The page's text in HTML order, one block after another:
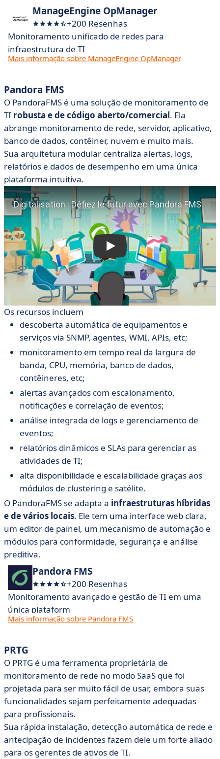
ManageEngine OpManager
+200 Resenhas
Monitoramento unificado de redes para
infraestrutura de TI
Mais informação sobre ManageEngine OpManager
Pandora FMS
O PandoraFMS é uma solução de monitoramento de
TI robusta e de código aberto/comercial. Ela
abrange monitoramento de rede, servidor, aplicativo,
banco de dados, contêiner, nuvem e muito mais.
Sua arquitetura modular centraliza alertas, logs,
relatórios e dados de desempenho em uma única
plataforma intuitiva.
Os recursos incluem
descoberta automática de equipamentos e
serviços via SNMP, agentes, WMI, APIs, etc;
monitoramento em tempo real da largura de
banda, CPU, memória, banco de dados,
contêineres, etc;
alertas avançados com escalonamento,
notificações e correlação de eventos;
análise integrada de logs e gerenciamento de
eventos;
relatórios dinâmicos e SLAs para gerenciar as
atividades de TI;
alta disponibilidade e escalabilidade graças aos
módulos de clustering e satélite.
O PandoraFMS se adapta a infraestruturas híbridas
e de vários locais. Ele tem uma interface web clara,
um editor de painel, um mecanismo de automação e
módulos para conformidade, segurança e análise
preditiva.
Pandora FMS
+200 Resenhas
Monitoramento avançado e gestão de TI em uma
única plataform
Mais informação sobre Pandora FMS
PRTG
O PRTG é uma ferramenta proprietária de
monitoramento de rede no modo SaaS que foi
projetada para ser muito fácil de usar, embora suas
funcionalidades sejam perfeitamente adequadas
para profissionais.
Sua rápida instalação, detecção automática de rede e
antecipação de incidentes fazem dele um forte aliado
para os gerentes de ativos de TI.